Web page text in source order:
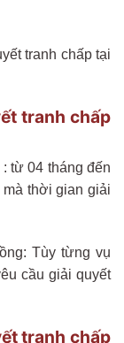
tranh chấp tại
tranh chấp
từ 04 tháng đến
thời gian giải
Tùy từng vụ
cầu giải quyết
tranh chấp